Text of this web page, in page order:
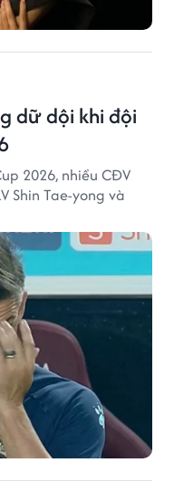
dữ dội khi đội
2026, nhiều CĐV
Shin Tae-yong và